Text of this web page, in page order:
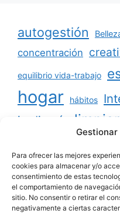
Para ofrecer las mejores
cookies para almacenar y/o
consentimiento de estas
el comportamiento de
sitio. No consentir o retirar el
negativamente a ciertas
autogestión
concentración
equilibrio vida-trabajo
hogar hábitos
jardinería limpiar
minimalismo
ordenar
reciclaje
tecnología viajar